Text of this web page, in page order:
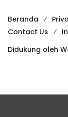
Beranda
Contact Us
Didukung oleh